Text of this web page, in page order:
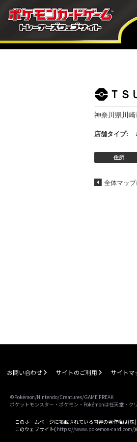
ＴＳ
神奈川県川崎
店舗タイプ:
住所
全体マッ
お問い合わせ サイトのご利用 サイトマ
©Pokémon/Nintendo/Creatures/GAME FREAK
ポケットモンスター・ポケモン・Pokémonは任天堂・ク
このホームページに掲載されている内容の著作権は(
このウェブサイト( https://www.pokemon-card.com/